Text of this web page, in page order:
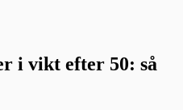
i vikt efter 50: så